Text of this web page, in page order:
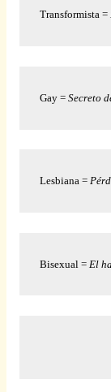
Transformista =
Gay = Secreto
Lesbiana =
Bisexual = El